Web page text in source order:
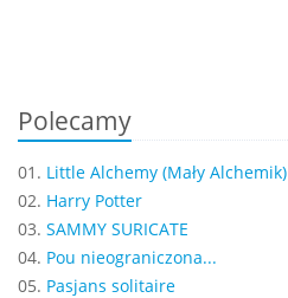
Polecamy
01. Little Alchemy (Mały Alchemik)
02. Harry Potter
03. SAMMY SURICATE
04. Pou nieograniczona...
05. Pasjans solitaire